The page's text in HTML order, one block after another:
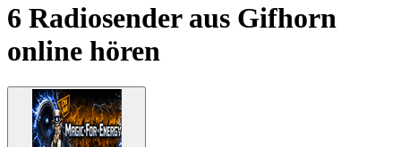
6 Radiosender aus Gifhorn
online hören